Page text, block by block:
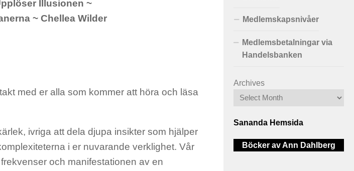
Illusionen ~
~ Chellea Wilder
med er alla som kommer att höra och läsa
ivriga att dela djupa insikter som hjälper
i er nuvarande verklighet. Vår
och manifestationen av en
Medlemskapsnivåer
Medlemsbetalningar via
Handelsbanken
Archives
Sananda Hemsida
Böcker av Ann Dahlberg